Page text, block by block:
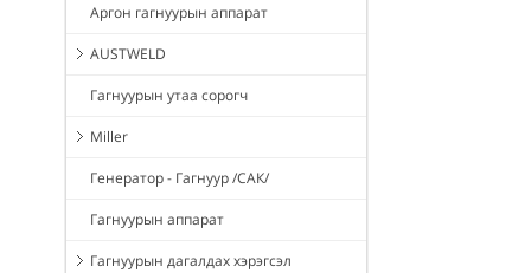
Аргон гагнуурын аппарат
AUSTWELD
Гагнуурын утаа сорогч
Miller
Генератор - Гагнуур /САК/
Гагнуурын аппарат
Гагнуурын дагалдах хэрэгсэл